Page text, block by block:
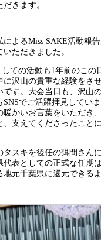
きます。
よるMiss SAKE活動報
ただきました。
ての活動も1年前のこの
に沢山の貴重な経験をさ
です。大会当日も、沢山
SNSでご活躍拝見してい
暖かいお言葉をいただき
、支えてくださったこと
タスキを後任の弭間さん
代表としての正式な任期
元千葉県に還元できる